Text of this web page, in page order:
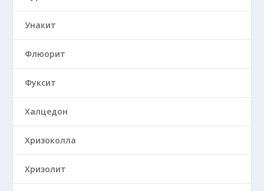
Унакит
Флюорит
Фуксит
Халцедон
Хризоколла
Хризолит